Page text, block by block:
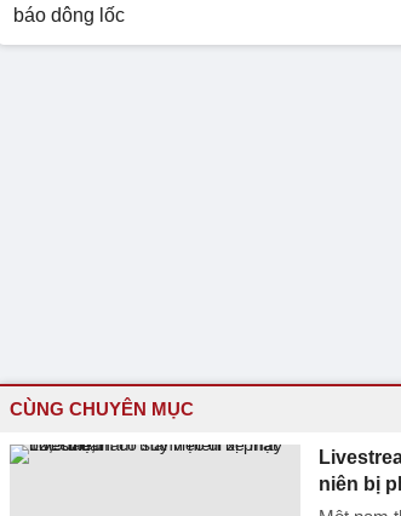
báo dông lốc
CÙNG CHUYÊN MỤC
niên bị